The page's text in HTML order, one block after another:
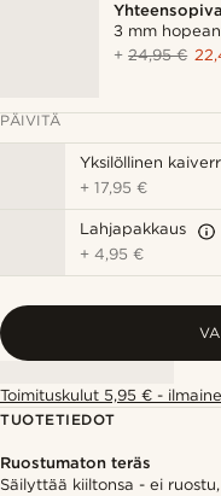
3 mm
+24,95 €
PÄIVITÄ
Yksilöllinen
+17,95 €
Lahjapakkaus
+4,95 €
Toimituskulut 5,95 € -
TUOTETIEDOT
Ruostumaton teräs
Säilyttää kiiltonsa - ei